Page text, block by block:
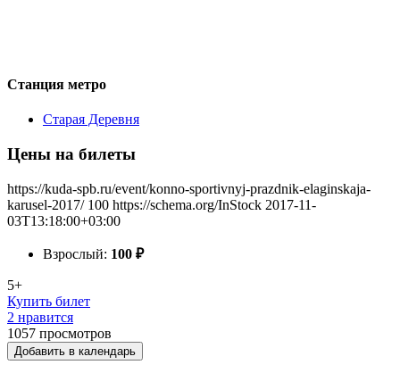
Станция метро
Старая Деревня
Цены на билеты
https://kuda-spb.ru/event/konno-sportivnyj-prazdnik-elaginskaja-
karusel-2017/ 100 https://schema.org/InStock 2017-11-
03T13:18:00+03:00
Взрослый: 100 ₽
5+
Купить билет
2 нравится
1057 просмотров
Добавить в календарь